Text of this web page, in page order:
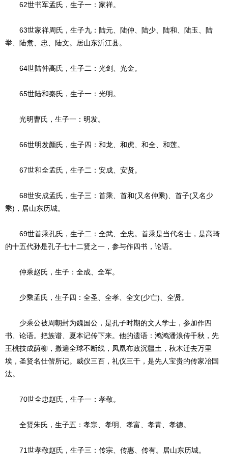
62世书军孟氏，生子一：家祥。
63世家祥周氏，生子九：陆元、陆仲、陆少、陆和、陆玉、陆
举、陆煮、忠、陆文。居山东沂江县。
64世陆仲高氏，生子二：光剑、光金。
65世陆和秦氏，生子一：光明。
光明曹氏，生子一：明发。
66世明发颜氏，生子四：和龙、和虎、和全、和莲。
67世和全孟氏，生子二：安成、安贤。
68世安成孟氏，生子三：首乘、首和(又名仲乘)、首子(又名少
乘)，居山东历城。
69世首乘孔氏，生子二：全武、全忠。首乘是当代名士，是高琦
的十五代孙是孔子七十二贤之一，参与作四书，论语。
仲乘赵氏，生子：全成、全军。
少乘孟氏，生子四：全圣、全孝、全文(少亡)、全贤。
少乘公被周朝封为魏国公，是孔子时期的文人学士，参加作四
书、论语。把族谱、夏本记传下来。他的遗语：鸿鸿潘浪传千秋，先
王桃技成荫柳，撒遍全球不断线，凤凰布政沉疆土，秋木迁去万里
埃，圣贤名仕偕所记。威仪三百，礼仪三干，是先人宝贵的传家冶国
法。
70世全忠赵氏，生子一：孝敬。
全贤朱氏，生子五：孝宗、孝明、孝富、孝青、孝德。
71世孝敬赵氏，生子三：传宗、传惠、传有。居山东历城。